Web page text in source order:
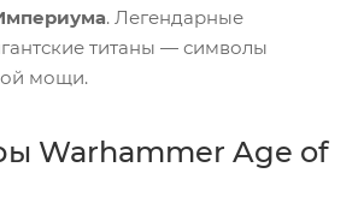
. Легендарные
титаны — символы
мощи.
Warhammer Age of